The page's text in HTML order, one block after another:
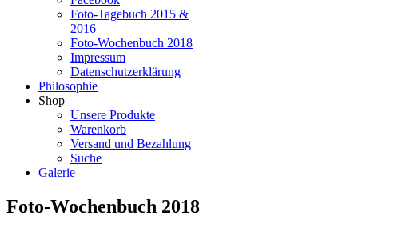
Foto-Tagebuch 2015 &
2016
Foto-Wochenbuch 2018
Impressum
Datenschutzerklärung
Philosophie
Shop
Unsere Produkte
Warenkorb
Versand und Bezahlung
Suche
Galerie
Foto-Wochenbuch 2018